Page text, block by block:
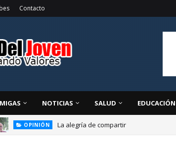
Contacto
NOTICIAS SALUD EDUCACIÓN
OPINIÓN La alegría de compartir
EDUCACIÓN El liderazgo directivo: la clave para